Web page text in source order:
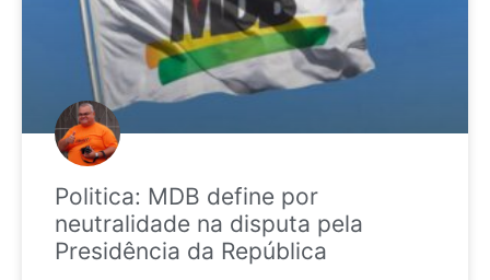
Politica: MDB define por
neutralidade na disputa pela
Presidência da República